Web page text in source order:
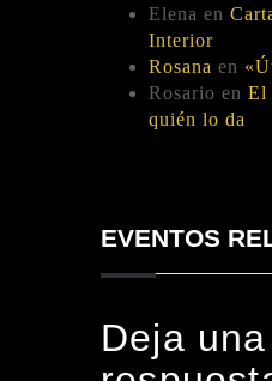
Elena en
Interior
Rosana en
Rosario en El
quién lo da
EVENTOS
Deja una